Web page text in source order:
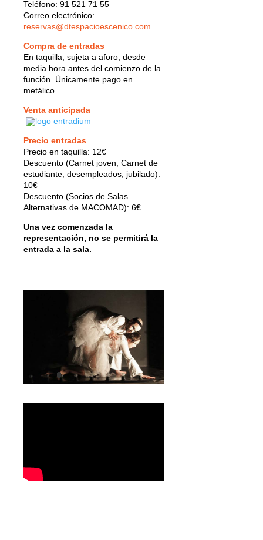
Teléfono: 91 521 71 55
Correo electrónico:
reservas@dtespacioescenico.com
Compra de entradas
En taquilla, sujeta a aforo, desde
media hora antes del comienzo de la
función. Únicamente pago en
metálico.
Venta anticipada
Precio entradas
Precio en taquilla: 12€
Descuento (Carnet joven, Carnet de
estudiante, desempleados, jubilado):
10€
Descuento (Socios de Salas
Alternativas de MACOMAD): 6€
Una vez comenzada la
representación, no se permitirá la
entrada a la sala.